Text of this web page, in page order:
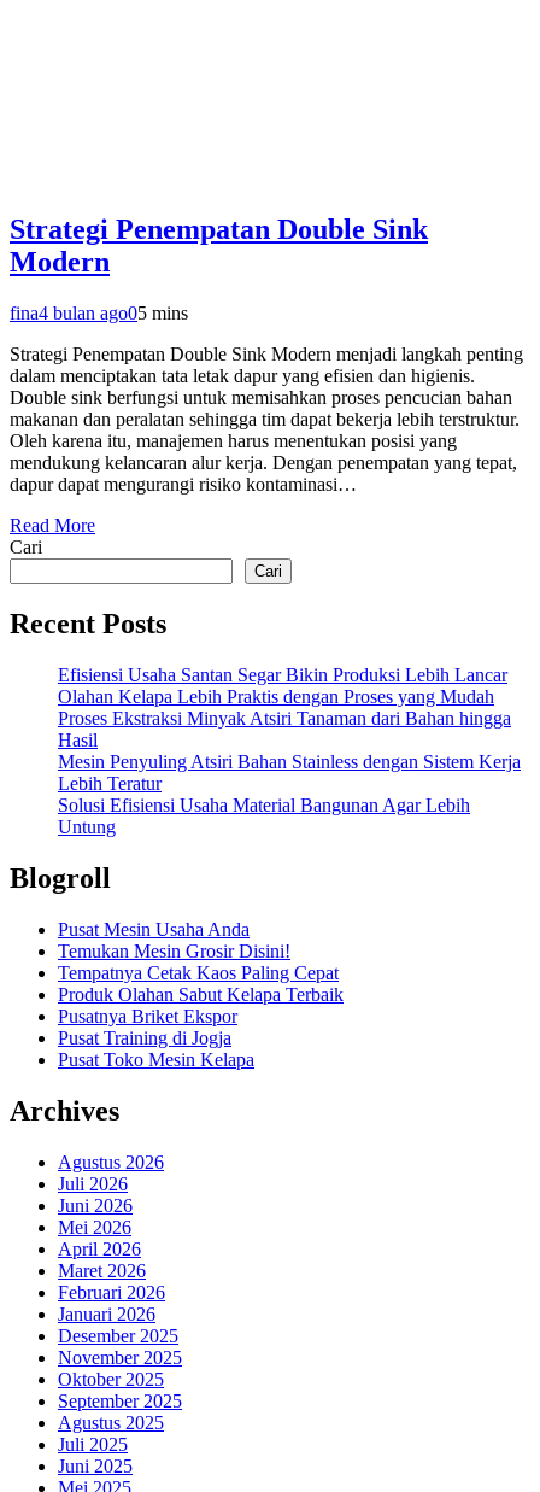
Strategi Penempatan Double Sink
Modern
fina4 bulan ago05 mins
Strategi Penempatan Double Sink Modern menjadi langkah penting
dalam menciptakan tata letak dapur yang efisien dan higienis.
Double sink berfungsi untuk memisahkan proses pencucian bahan
makanan dan peralatan sehingga tim dapat bekerja lebih terstruktur.
Oleh karena itu, manajemen harus menentukan posisi yang
mendukung kelancaran alur kerja. Dengan penempatan yang tepat,
dapur dapat mengurangi risiko kontaminasi…
Read More
Cari
Cari
Recent Posts
Efisiensi Usaha Santan Segar Bikin Produksi Lebih Lancar
Olahan Kelapa Lebih Praktis dengan Proses yang Mudah
Proses Ekstraksi Minyak Atsiri Tanaman dari Bahan hingga
Hasil
Mesin Penyuling Atsiri Bahan Stainless dengan Sistem Kerja
Lebih Teratur
Solusi Efisiensi Usaha Material Bangunan Agar Lebih
Untung
Blogroll
Pusat Mesin Usaha Anda
Temukan Mesin Grosir Disini!
Tempatnya Cetak Kaos Paling Cepat
Produk Olahan Sabut Kelapa Terbaik
Pusatnya Briket Ekspor
Pusat Training di Jogja
Pusat Toko Mesin Kelapa
Archives
Agustus 2026
Juli 2026
Juni 2026
Mei 2026
April 2026
Maret 2026
Februari 2026
Januari 2026
Desember 2025
November 2025
Oktober 2025
September 2025
Agustus 2025
Juli 2025
Juni 2025
Mei 2025